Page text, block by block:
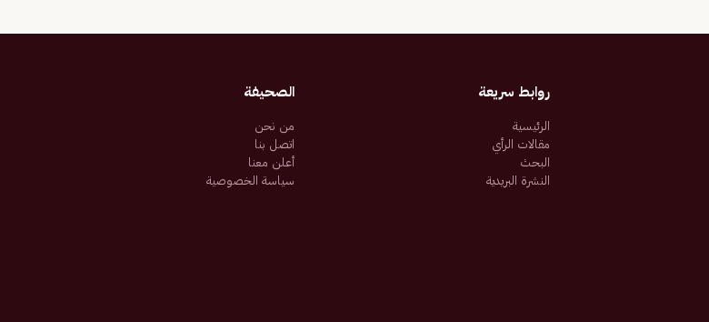
روابط سريعة
الرئيسية
مقالات الرأي
البحث
النشرة البريدية
الصحيفة
من نحن
اتصل بنا
أعلن معنا
سياسة الخصوصية